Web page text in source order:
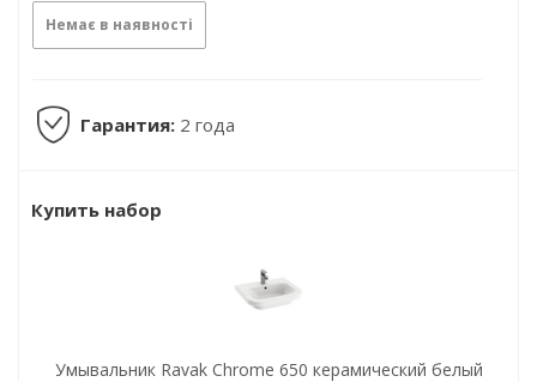
Немає в наявності
Гарантия: 2 года
Купить набор
Умывальник Ravak Chrome 650 керамический белый